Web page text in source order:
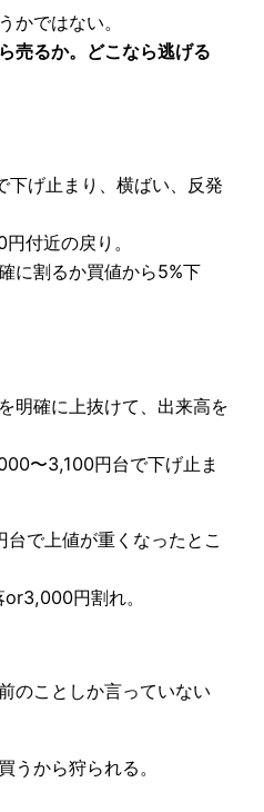
かではない。
売るか。どこなら逃げる
げ止まり、横ばい、反発
付近の戻り。
に割るか買値から5%下
明確に上抜けて、出来高を
〜3,100円台で下げ止ま
で上値が重くなったとこ
円割れ。
のことしか言っていない
うから狩られる。